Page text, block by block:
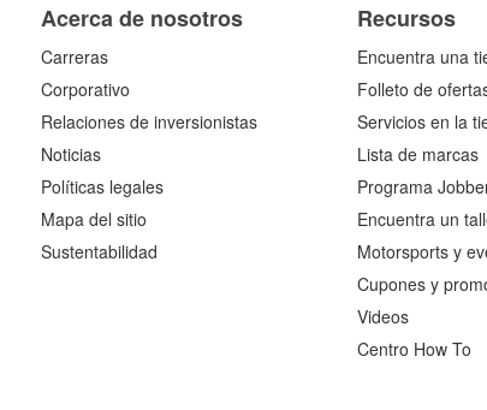
Acerca de nosotros
Carreras
Corporativo
Relaciones de inversionistas
Noticias
Políticas legales
Mapa del sitio
Sustentabilidad
Recursos
Encuentra una
Folleto de
Servicios en la
Lista de marcas
Programa
Encuentra un
Motorsports y
Cupones y
Videos
Centro How To